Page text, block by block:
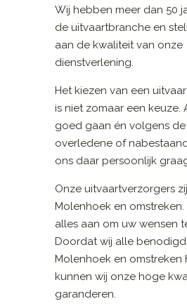
Wij hebben meer dan 50
de uitvaartbranche en
aan de kwaliteit van onze
dienstverlening.
Het kiezen van een
is niet zomaar een keuze.
goed gaan én volgens
overledene of
ons daar persoonlijk
Onze uitvaartverzorgers
Molenhoek en
alles aan om uw wensen
Doordat wij alle
Molenhoek en omstreken
kunnen wij onze hoge
garanderen.